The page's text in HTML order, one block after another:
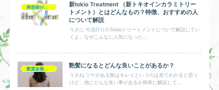
美容師が総評ヘアケア製品
新tokio Treatment （新トキオインカラミトリー
トメント）とはどんなもの？特徴、おすすめの人
について解説
うさに 今流行りのTokioトリートメントについて解説してい
くよ。なぜこんなに人気になった...
髪質改善とヘアの疑問 艶髪になるとどんな良いことがあるか？
うさね ツヤがある髪はキレイというのは見てわかると思う
けど、他にどんな良い事があるか簡単に解説して...